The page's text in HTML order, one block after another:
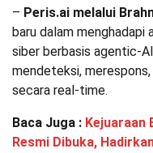
– Peris.ai melalui
baru dalam menghadapi
siber berbasis agentic-
mendeteksi,
secara real-time.
Baca Juga : Kejuaraan
Resmi Dibuka,